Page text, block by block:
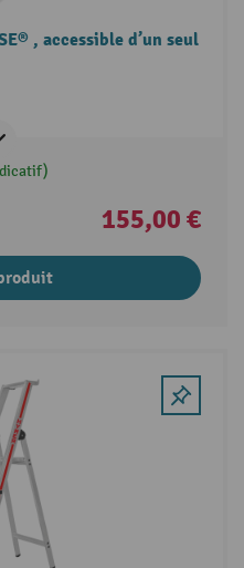
, accessible d’un seul
155,00 €